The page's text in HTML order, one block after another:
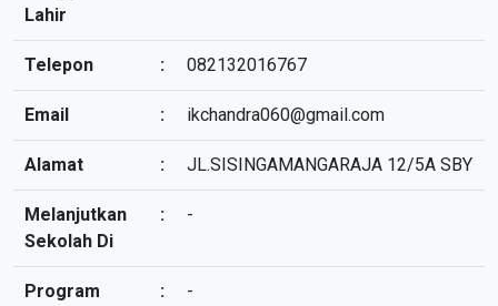
Lahir
Telepon : 082132016767
Email : ikchandra060@gmail.com
Alamat : JL.SISINGAMANGARAJA 12/5A SBY
Melanjutkan
Sekolah Di
: -
Program
: -